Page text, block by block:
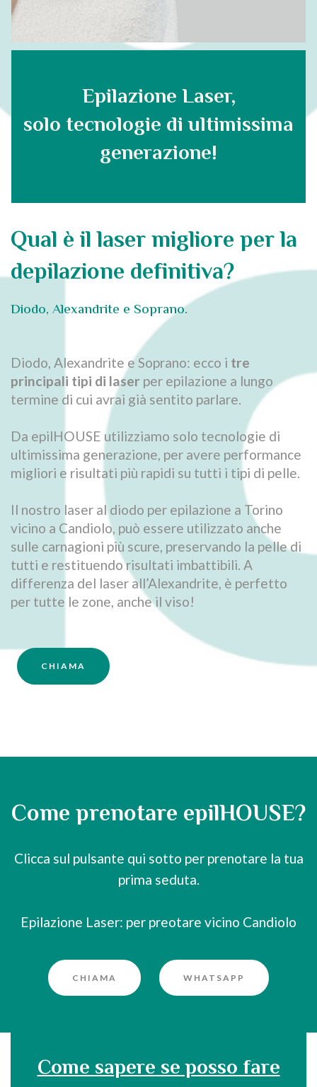
Epilazione Laser,
solo tecnologie di ultimissima
generazione!
Qual è il laser migliore per la
depilazione definitiva?
Diodo, Alexandrite e Soprano.
Diodo, Alexandrite e Soprano: ecco i tre
principali tipi di laser per epilazione a lungo
termine di cui avrai già sentito parlare.
Da epilHOUSE utilizziamo solo tecnologie di
ultimissima generazione, per avere performance
migliori e risultati più rapidi su tutti i tipi di pelle.
Il nostro laser al diodo per epilazione a Torino
vicino a Candiolo, può essere utilizzato anche
sulle carnagioni più scure, preservando la pelle di
tutti e restituendo risultati imbattibili. A
differenza del laser all’Alexandrite, è perfetto
per tutte le zone, anche il viso!
CHIAMA
Come prenotare epilHOUSE?
Clicca sul pulsante qui sotto per prenotare la tua
prima seduta.
Epilazione Laser: per preotare vicino Candiolo
CHIAMA WHATSAPP
Come sapere se posso fare